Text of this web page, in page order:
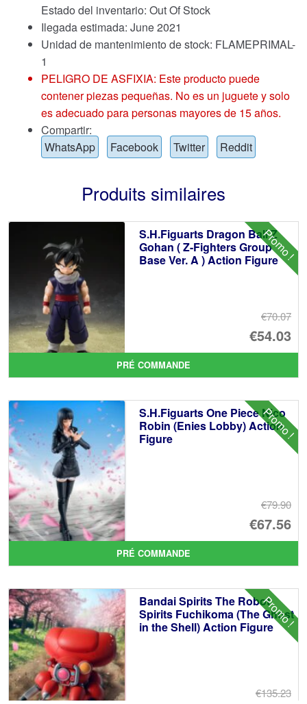
Estado del inventario: Out Of Stock
Ilegada estimada: June 2021
Unidad de mantenimiento de stock: FLAMEPRIMAL-
1
PELIGRO DE ASFIXIA: Este producto puede
contener piezas pequeñas. No es un juguete y solo
es adecuado para personas mayores de 15 años.
Compartir:
WhatsApp
Facebook Twitter Reddit
Produits similaires
Promo !
S.H.Figuarts Dragon Ball Z
Gohan ( Z-Fighters Group
Base Ver. A ) Action Figure
€70.07
Le
€54.03
Le
PRÉ COMMANDE
Promo !
S.H.Figuarts One Piece Nico
Robin (Enies Lobby) Action
Figure
€79.90
Le
€67.56
Le
PRÉ COMMANDE
Promo !
Bandai Spirits The Robot
Spirits Fuchikoma (The Ghost
in the Shell) Action Figure
€135.23